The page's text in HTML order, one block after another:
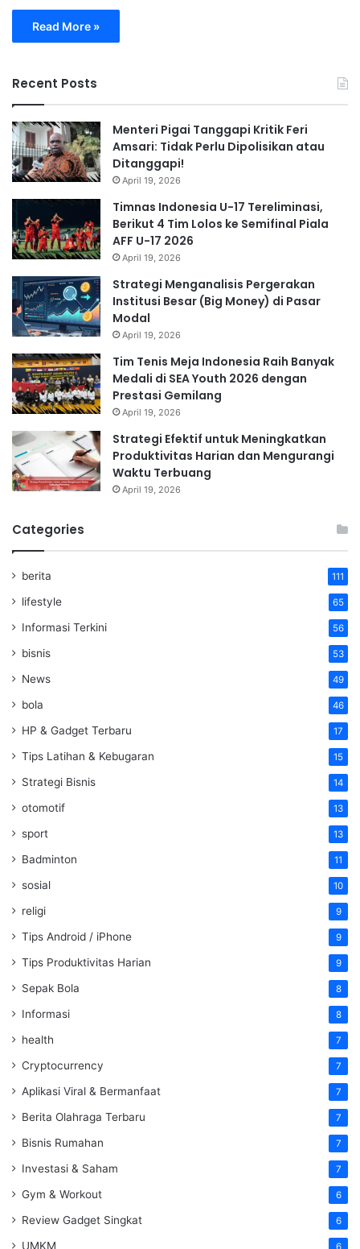
Read More »
Recent Posts
Menteri Pigai Tanggapi Kritik Feri
Amsari: Tidak Perlu Dipolisikan atau
Ditanggapi!
April 19, 2026
Timnas Indonesia U-17 Tereliminasi,
Berikut 4 Tim Lolos ke Semifinal Piala
AFF U-17 2026
April 19, 2026
Strategi Menganalisis Pergerakan
Institusi Besar (Big Money) di Pasar
Modal
April 19, 2026
Tim Tenis Meja Indonesia Raih Banyak
Medali di SEA Youth 2026 dengan
Prestasi Gemilang
April 19, 2026
Strategi Efektif untuk Meningkatkan
Produktivitas Harian dan Mengurangi
Waktu Terbuang
April 19, 2026
Categories
berita 111
lifestyle 65
Informasi Terkini 56
bisnis 53
News 49
bola 46
HP & Gadget Terbaru 17
Tips Latihan & Kebugaran 15
Strategi Bisnis 14
otomotif 13
sport 13
Badminton 11
sosial 10
religi 9
Tips Android / iPhone 9
Tips Produktivitas Harian 9
Sepak Bola 8
Informasi 8
health 7
Cryptocurrency 7
Aplikasi Viral & Bermanfaat 7
Berita Olahraga Terbaru 7
Bisnis Rumahan 7
Investasi & Saham 7
Gym & Workout 6
Review Gadget Singkat 6
UMKM 6